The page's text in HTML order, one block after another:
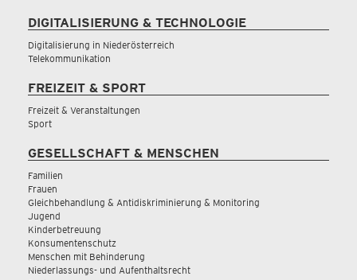
DIGITALISIERUNG & TECHNOLOGIE
Digitalisierung in Niederösterreich
Telekommunikation
FREIZEIT & SPORT
Freizeit & Veranstaltungen
Sport
GESELLSCHAFT & MENSCHEN
Familien
Frauen
Gleichbehandlung & Antidiskriminierung & Monitoring
Jugend
Kinderbetreuung
Konsumentenschutz
Menschen mit Behinderung
Niederlassungs- und Aufenthaltsrecht